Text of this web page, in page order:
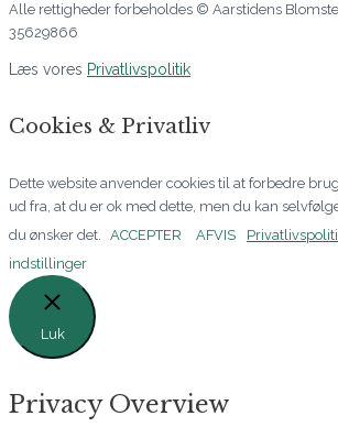
Alle rettigheder forbeholdes © Aarstidens
35629866
Læs vores Privatlivspolitik
Cookies & Privatliv
Dette website anvender cookies til at forbedre
ud fra, at du er ok med dette, men du kan
du ønsker det.
ACCEPTER AFVIS
indstillinger
Luk
Privacy Overview